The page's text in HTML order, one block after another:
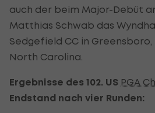
auch der beim Major-Debüt
Matthias Schwab das
Sedgefield CC in Greensboro,
North Carolina.
Ergebnisse des 102. US PGA
Endstand nach vier Runden: